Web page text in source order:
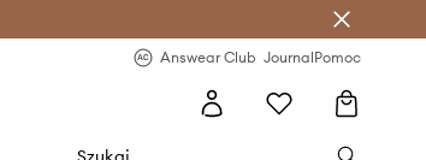
Answear Club JournalPomoc